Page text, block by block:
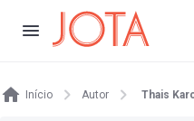
Início Autor Thais